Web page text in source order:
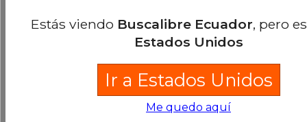
Estás viendo Buscalibre Ecuador, pero
Estados Unidos
Ir a Estados Unidos
Me quedo aquí